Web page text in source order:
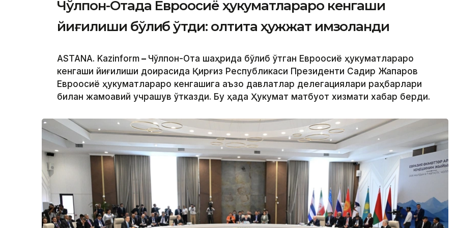
Чўлпон-Отада Евроосиё ҳукуматлараро кенгаши
йиғилиши бўлиб ўтди: олтита ҳужжат имзоланди
ASTANA. Kazinform – Чўлпон-Ота шаҳрида бўлиб ўтган Евроосиё ҳукуматлараро
кенгаши йиғилиши доирасида Қирғиз Республикаси Президенти Садир Жапаров
Евроосиё ҳукуматлараро кенгашига аъзо давлатлар делегациялари раҳбарлари
билан жамоавий учрашув ўтказди. Бу ҳақда Ҳукумат матбуот хизмати хабар берди.